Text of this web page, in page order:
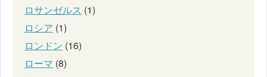
ロサンゼルス (1)
ロシア (1)
ロンドン (16)
ローマ (8)